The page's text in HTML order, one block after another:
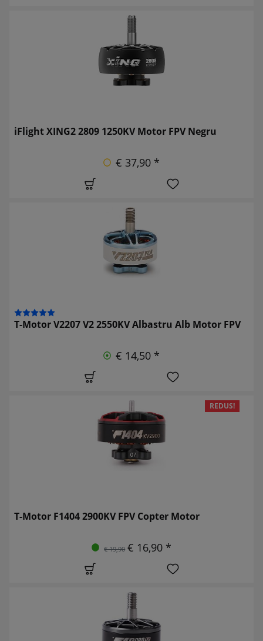
iFlight XING2 2809 1250KV Motor FPV Negru
€ 37,90 *
T-Motor V2207 V2 2550KV Albastru Alb Motor FPV
€ 14,50 *
REDUS!
T-Motor F1404 2900KV FPV Copter Motor
€ 19,90 € 16,90 *